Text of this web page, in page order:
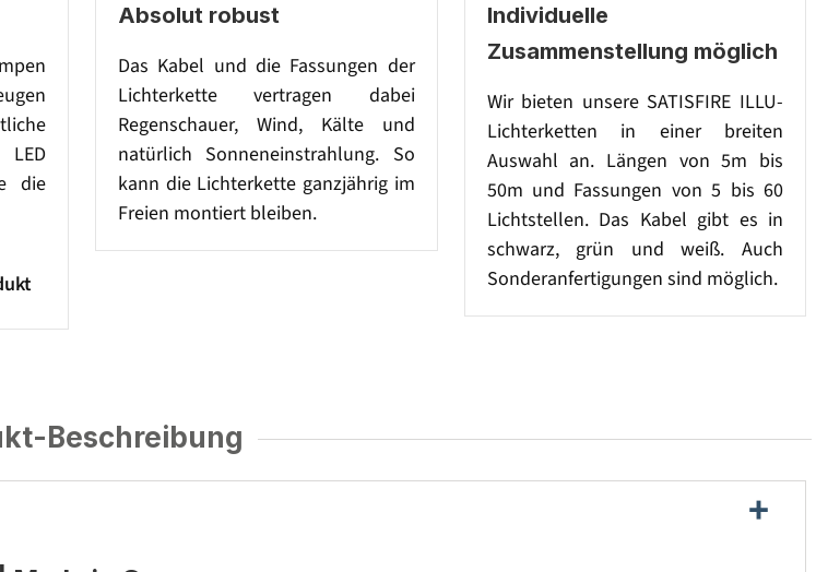
die
Absolut robust
Das Kabel und die Fassungen der
Lichterkette vertragen dabei
Regenschauer, Wind, Kälte und
natürlich Sonneneinstrahlung. So
kann die Lichterkette ganzjährig im
Freien montiert bleiben.
Individuelle
Zusammenstellung möglich
Wir bieten unsere SATISFIRE ILLU-
Lichterketten in einer breiten
Auswahl an. Längen von 5m bis
50m und Fassungen von 5 bis 60
Lichtstellen. Das Kabel gibt es in
schwarz, grün und weiß. Auch
Sonderanfertigungen sind möglich.
Beschreibung